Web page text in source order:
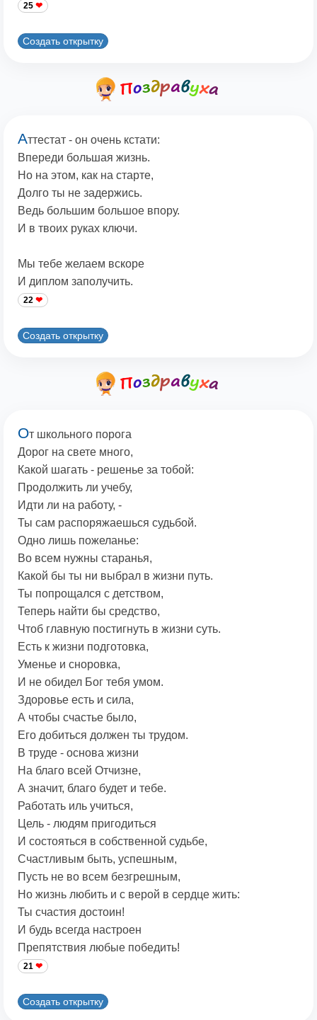
25
Создать открытку
Аттестат - он очень кстати:
Впереди большая жизнь.
Но на этом, как на старте,
Долго ты не задержись.
Ведь большим большое впору.
И в твоих руках ключи.
Мы тебе желаем вскоре
И диплом заполучить.
22
Создать открытку
От школьного порога
Дорог на свете много,
Какой шагать - решенье за тобой:
Продолжить ли учебу,
Идти ли на работу, -
Ты сам распоряжаешься судьбой.
Одно лишь пожеланье:
Во всем нужны старанья,
Какой бы ты ни выбрал в жизни путь.
Ты попрощался с детством,
Теперь найти бы средство,
Чтоб главную постигнуть в жизни суть.
Есть к жизни подготовка,
Уменье и сноровка,
И не обидел Бог тебя умом.
Здоровье есть и сила,
А чтобы счастье было,
Его добиться должен ты трудом.
В труде - основа жизни
На благо всей Отчизне,
А значит, благо будет и тебе.
Работать иль учиться,
Цель - людям пригодиться
И состояться в собственной судьбе,
Счастливым быть, успешным,
Пусть не во всем безгрешным,
Но жизнь любить и с верой в сердце жить:
Ты счастия достоин!
И будь всегда настроен
Препятствия любые победить!
21
Создать открытку